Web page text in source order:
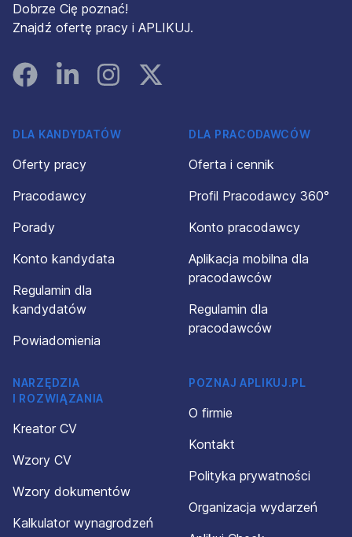
Dobrze Cię poznać!
Znajdź ofertę pracy i APLIKUJ.
FacebookLinked InInstagramInstagram
DLA KANDYDATÓW
Oferty pracy
Pracodawcy
Porady
Konto kandydata
Regulamin dla
kandydatów
Powiadomienia
DLA PRACODAWCÓW
Oferta i cennik
Profil Pracodawcy 360°
Konto pracodawcy
Aplikacja mobilna dla
pracodawców
Regulamin dla
pracodawców
NARZĘDZIA
I ROZWIĄZANIA
Kreator CV
Wzory CV
Wzory dokumentów
Kalkulator wynagrodzeń
POZNAJ APLIKUJ.PL
O firmie
Kontakt
Polityka prywatności
Organizacja wydarzeń